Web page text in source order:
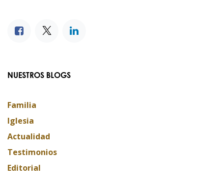
NUESTROS BLOGS
Familia
Iglesia
Actualidad
Testimonios
Editorial